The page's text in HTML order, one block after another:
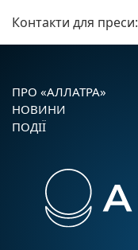
Контакти для преси:
ПРО «АЛЛАТРА»
НОВИНИ
ПОДІЇ